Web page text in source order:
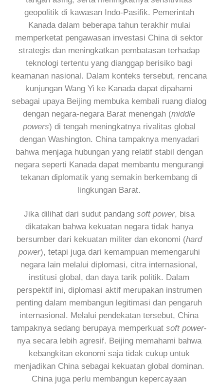
geopolitik di kawasan Indo-Pasifik. Pemerintah
Kanada dalam beberapa tahun terakhir mulai
memperketat pengawasan investasi China di sektor
strategis dan meningkatkan pembatasan terhadap
teknologi tertentu yang dianggap berisiko bagi
keamanan nasional. Dalam konteks tersebut, rencana
kunjungan Wang Yi ke Kanada dapat dipahami
sebagai upaya Beijing membuka kembali ruang dialog
dengan negara-negara Barat menengah (middle
powers) di tengah meningkatnya rivalitas global
dengan Washington. China tampaknya menyadari
bahwa menjaga hubungan yang relatif stabil dengan
negara seperti Kanada dapat membantu mengurangi
tekanan diplomatik yang semakin berkembang di
lingkungan Barat.
Jika dilihat dari sudut pandang soft power, bisa
dikatakan bahwa kekuatan negara tidak hanya
bersumber dari kekuatan militer dan ekonomi (hard
power), tetapi juga dari kemampuan memengaruhi
negara lain melalui diplomasi, citra internasional,
institusi global, dan daya tarik politik. Dalam
perspektif ini, diplomasi aktif merupakan instrumen
penting dalam membangun legitimasi dan pengaruh
internasional. Melalui pendekatan tersebut, China
tampaknya sedang berupaya memperkuat soft power-
nya secara lebih agresif. Beijing memahami bahwa
kebangkitan ekonomi saja tidak cukup untuk
menjadikan China sebagai kekuatan global dominan.
China juga perlu membangun kepercayaan